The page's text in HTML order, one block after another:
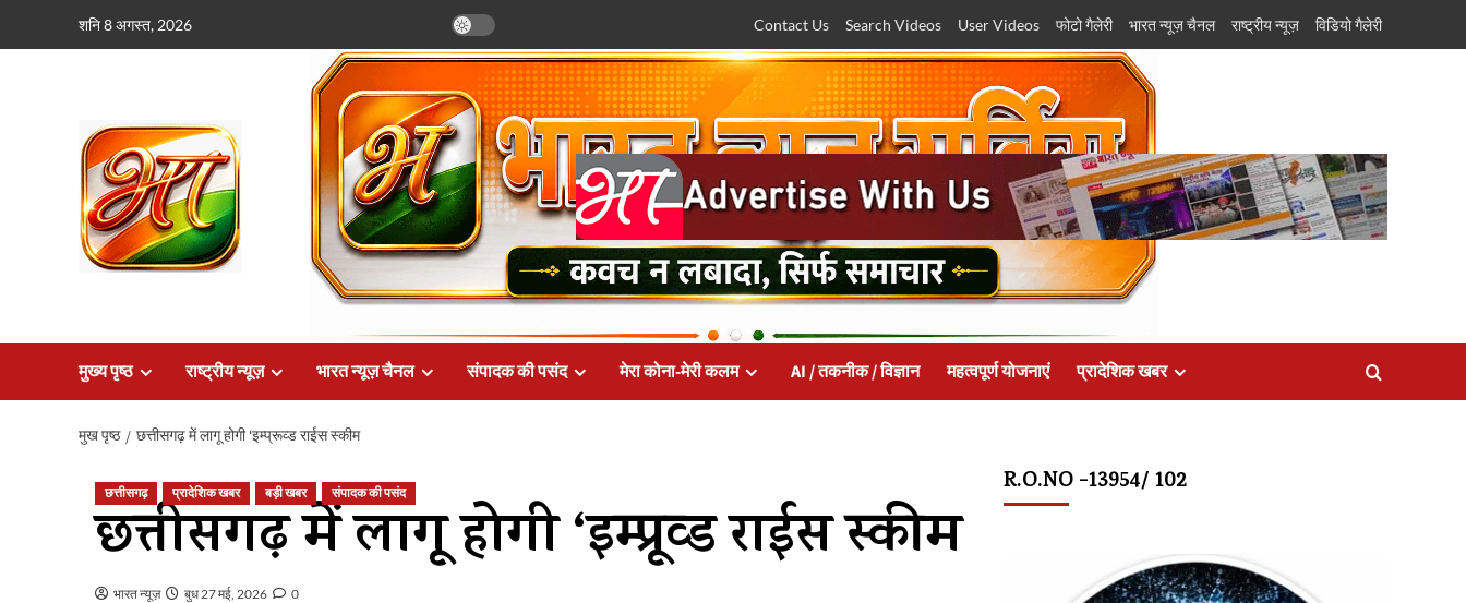
शनि 8 अगस्त, 2026 Contact Us Search Videos User Videos फोटो गैलेरी भारत न्यूज़ चैनल राष्ट्रीय न्यूज़ विडियो गैलेरी
मुख्य पृष्ठ राष्ट्रीय न्यूज़ भारत न्यूज़ चैनल संपादक की पसंद मेरा कोना-मेरी कलम AI / तकनीक / विज्ञान महत्वपूर्ण योजनाएं प्रादेशिक खबर
मुख पृष्ठ छत्तीसगढ़ में लागू होगी ‘इम्प्रूव्ड राईस स्कीम
छत्तीसगढ़ प्रादेशिक खबर बड़ी खबर संपादक की पसंद
छत्तीसगढ़ में लागू होगी ‘इम्प्रूव्ड राईस स्कीम
भारत न्यूज़ बुध 27 मई, 2026 0
R.O.NO -13954/ 102